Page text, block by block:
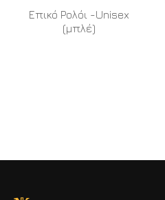
Επικό Ρολόι -Unisex
(μπλέ)